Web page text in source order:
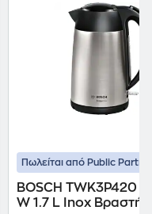
Πωλείται από Public
BOSCH TWK3P420
W 1.7 L Inox